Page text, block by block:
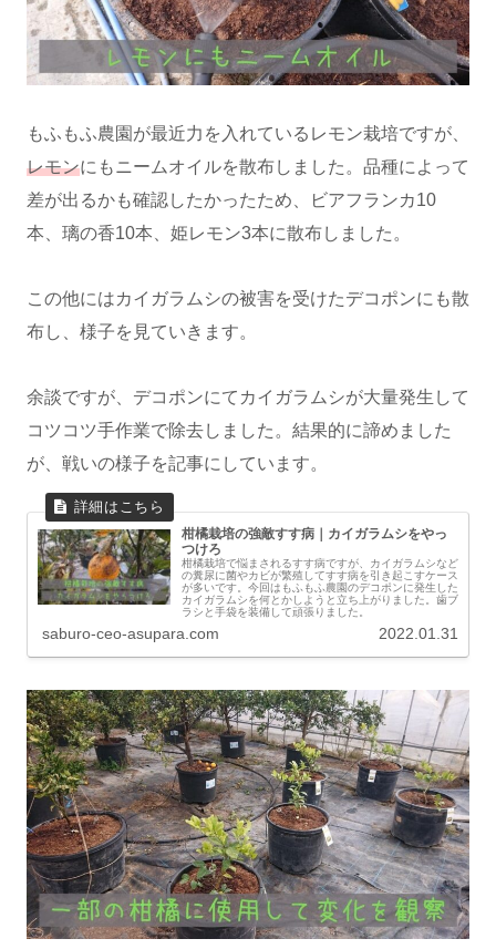
もふもふ農園が最近力を入れているレモン栽培ですが、
レモンにもニームオイルを散布しました。品種によって
差が出るかも確認したかったため、ビアフランカ10
本、璃の香10本、姫レモン3本に散布しました。
この他にはカイガラムシの被害を受けたデコポンにも散
布し、様子を見ていきます。
余談ですが、デコポンにてカイガラムシが大量発生して
コツコツ手作業で除去しました。結果的に諦めました
が、戦いの様子を記事にしています。
柑橘栽培の強敵すす病｜カイガラムシをやっ
つけろ
柑橘栽培で悩まされるすす病ですが、カイガラムシなど
の糞尿に菌やカビが繁殖してすす病を引き起こすケース
が多いです。今回はもふもふ農園のデコポンに発生した
カイガラムシを何とかしようと立ち上がりました。歯ブ
ラシと手袋を装備して頑張りました。
saburo-ceo-asupara.com 2022.01.31